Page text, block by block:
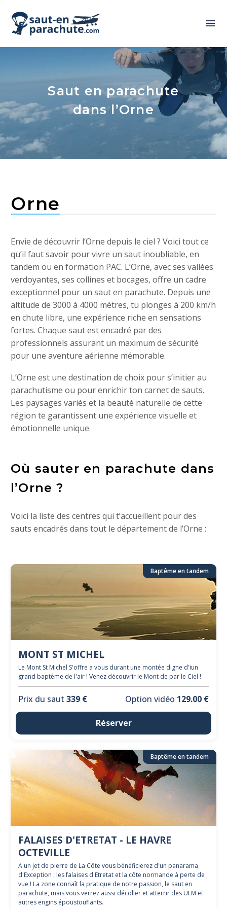
Saut en parachute
dans l’Orne
Orne
Envie de découvrir l’Orne depuis le ciel ? Voici tout ce
qu’il faut savoir pour vivre un saut inoubliable, en
tandem ou en formation PAC. L’Orne, avec ses vallées
verdoyantes, ses collines et bocages, offre un cadre
exceptionnel pour un saut en parachute. Depuis une
altitude de 3000 à 4000 mètres, tu plonges à 200 km/h
en chute libre, une expérience riche en sensations
fortes. Chaque saut est encadré par des
professionnels assurant un maximum de sécurité
pour une aventure aérienne mémorable.
L’Orne est une destination de choix pour s’initier au
parachutisme ou pour enrichir ton carnet de sauts.
Les paysages variés et la beauté naturelle de cette
région te garantissent une expérience visuelle et
émotionnelle unique.
Où sauter en parachute dans
l’Orne ?
Voici la liste des centres qui t’accueillent pour des
sauts encadrés dans tout le département de l’Orne :
Baptême en tandem
MONT ST MICHEL
Le Mont St Michel S'offre a vous durant une montée digne d'iun
grand baptême de l'air ! Venez découvrir le Mont de par le Ciel !
Prix du saut 339 € Option vidéo 129.00 €
Réserver
Baptême en tandem
FALAISES D'ETRETAT - LE HAVRE
OCTEVILLE
A un jet de pierre de La Côte vous bénéficierez d'un panarama
d'Exception : les falaises d'Etretat et la côte normande à perte de
vue ! La zone connaît la pratique de notre passion, le saut en
parachute, mais vous verrez aussi décoller et atterrir des ULM et
autres engins époustouflants.